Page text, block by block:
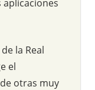
la Real
el
otras muy